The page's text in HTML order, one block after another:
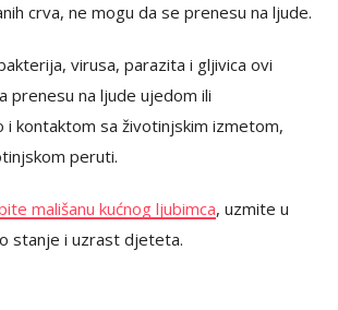
crva, ne mogu da se prenesu na ljude.
virusa, parazita i gljivica ovi
prenesu na ljude ujedom ili
i kontaktom sa životinjskim izmetom,
peruti.
mališanu kućnog ljubimca, uzmite u
stanje i uzrast djeteta.